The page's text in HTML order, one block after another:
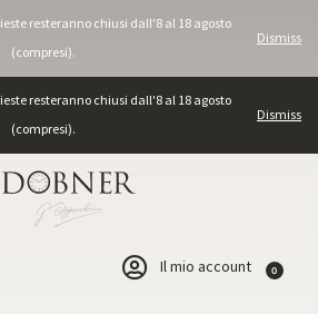
resteranno chiusi dall'8 al 18 agosto
(compresi).
Dismiss
resteranno chiusi dall'8 al 18 agosto
(compresi).
Dismiss
Il mio account 0